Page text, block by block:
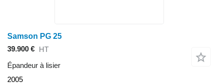
Samson PG 25
39.900 € HT
Épandeur à lisier
2005